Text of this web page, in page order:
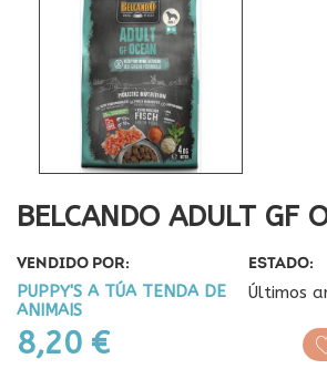
BELCANDO ADULT GF
VENDIDO POR:
PUPPY'S A TÚA TENDA DE
ANIMAIS
ESTADO:
Últimos
8,20 €